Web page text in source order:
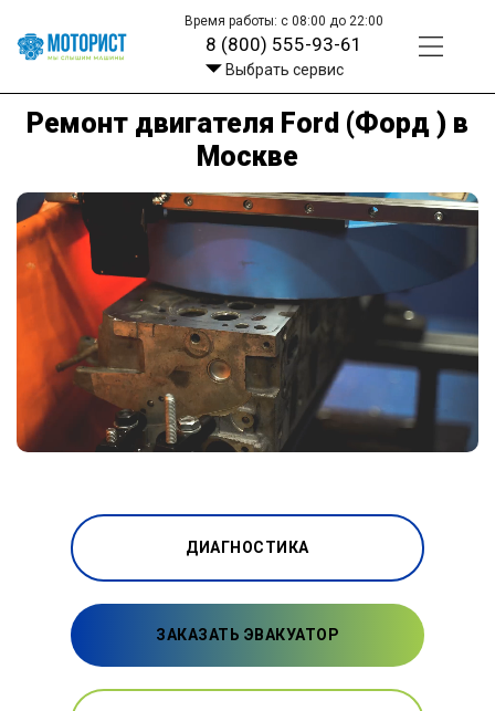
Время работы: с 08:00 до 22:00
8 (800) 555-93-61
Выбрать сервис
Ремонт двигателя Ford (Форд ) в
Москве
ДИАГНОСТИКА
ЗАКАЗАТЬ ЭВАКУАТОР